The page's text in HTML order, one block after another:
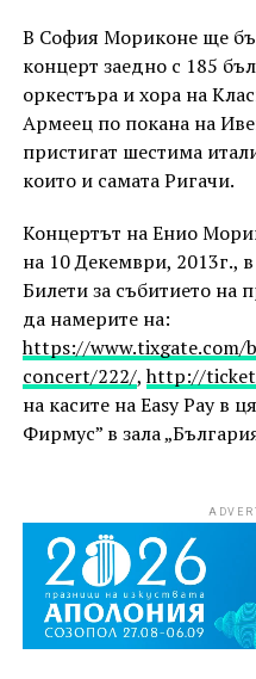
В София Мориконе ще
концерт заедно с 185
оркестъра и хора на
Армеец по покана на
пристигат шестима
които и самата Ригачи.
Концертът на Енио
на 10 Декември, 2013г.,
Билети за събитието на
да намерите на:
https://www.tixgate.com/
concert/222/,http://
на касите на Easy Pay в
Фирмус” в зала